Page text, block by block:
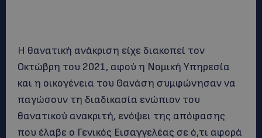
Η θανατική ανάκριση είχε διακοπεί τον
Οκτώβρη του 2021, αφού η Νομική Υπηρεσία
και η οικογένεια του Θανάση συμφώνησαν να
παγώσουν τη διαδικασία ενώπιον του
θανατικού ανακριτή, ενόψει της απόφασης
που έλαβε ο Γενικός Εισαγγελέας σε ό,τι αφορά